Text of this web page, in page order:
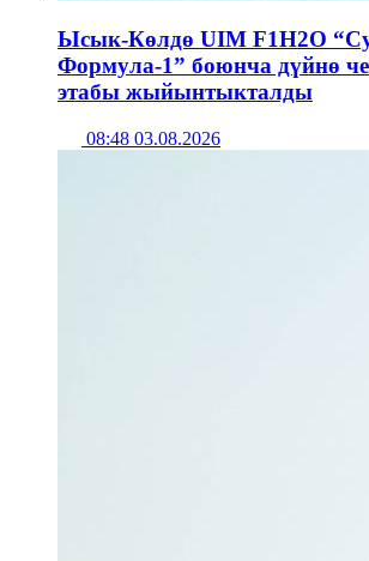
Ысык-Көлдө UIM F1H2O
Формула-1” боюнча дүйнө
этабы жыйынтыкталды
08:48 03.08.2026